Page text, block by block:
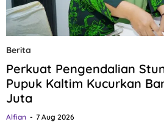
Berita
Perkuat Pengendalian
Pupuk Kaltim Kucurkan
Juta
Alfian 7 Aug 2026